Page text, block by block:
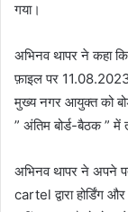
गया।
अभिनव थापर ने कहा
फ़ाइल पर
मुख्य नगर आयुक्त को
” अंतिम बोर्ड-बैठक ”
अभिनव थापर ने अपने
cartel द्वारा